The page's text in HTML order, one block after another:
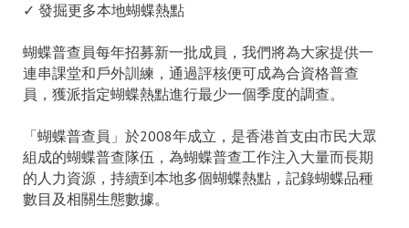
✓ 發掘更多本地蝴蝶熱點
蝴蝶普查員每年招募新一批成員，我們將為大家提供一
連串課堂和戶外訓練，通過評核便可成為合資格普查
員，獲派指定蝴蝶熱點進行最少一個季度的調查。
「蝴蝶普查員」於2008年成立，是香港首支由市民大眾
組成的蝴蝶普查隊伍，為蝴蝶普查工作注入大量而長期
的人力資源，持續到本地多個蝴蝶熱點，記錄蝴蝶品種
數目及相關生態數據。